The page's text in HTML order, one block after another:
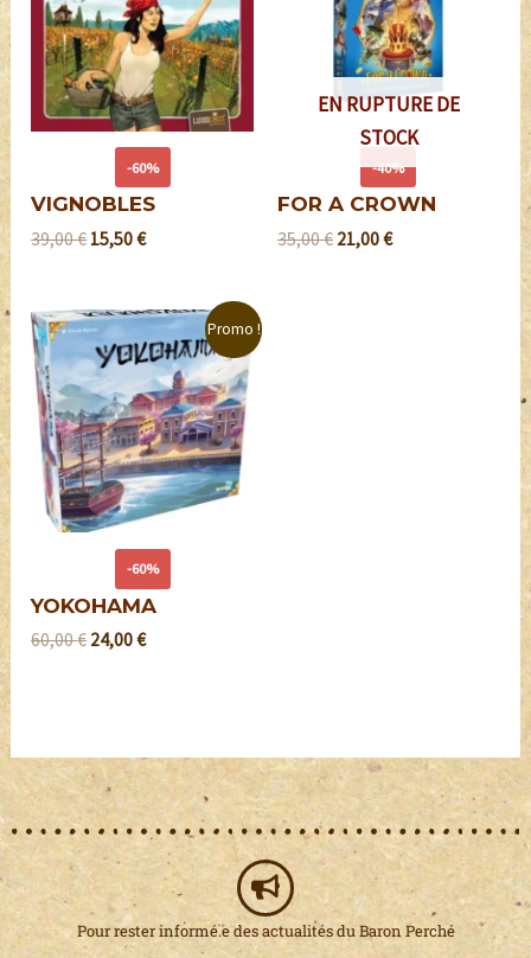
-60%
VIGNOBLES
39,00€ 15,50€
-40%
EN RUPTURE DE
STOCK
FOR A CROWN
35,00€ 21,00€
Promo !
-60%
YOKOHAMA
60,00€ 24,00€
Pour rester informé.e des actualités du Baron Perché